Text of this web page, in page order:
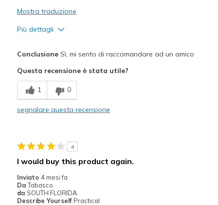
Mostra traduzione
Più dettagli
Difetti
Need Break In
Feels true to width
Sizing
Feels true to size
View On Shoes
ConclusioneSì, mi sento di raccomandare ad un amico
Questa recensione è stata utile?
1 0
segnalare questa recensione
4
I would buy this product again.
Inviato 4 mesi fa
Da Tabasco
da SOUTH FLORIDA
Describe Yourself Practical